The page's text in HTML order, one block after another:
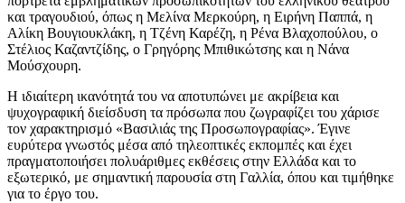
και τραγουδιού, όπως η Μελίνα Μερκούρη, η Ειρήνη Παππά, η
Αλίκη Βουγιουκλάκη, η Τζένη Καρέζη, η Ρένα Βλαχοπούλου, ο
Στέλιος Καζαντζίδης, ο Γρηγόρης Μπιθικώτσης και η Νάνα
Μούσχουρη.
Η ιδιαίτερη ικανότητά του να αποτυπώνει με ακρίβεια και
ψυχογραφική διείσδυση τα πρόσωπα που ζωγραφίζει του χάρισε
τον χαρακτηρισμό «Βασιλιάς της Προσωπογραφίας». Έγινε
ευρύτερα γνωστός μέσα από τηλεοπτικές εκπομπές και έχει
πραγματοποιήσει πολυάριθμες εκθέσεις στην Ελλάδα και το
εξωτερικό, με σημαντική παρουσία στη Γαλλία, όπου και τιμήθηκε
για το έργο του.